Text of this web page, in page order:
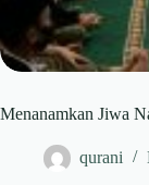
Menanamkan Jiwa
qurani